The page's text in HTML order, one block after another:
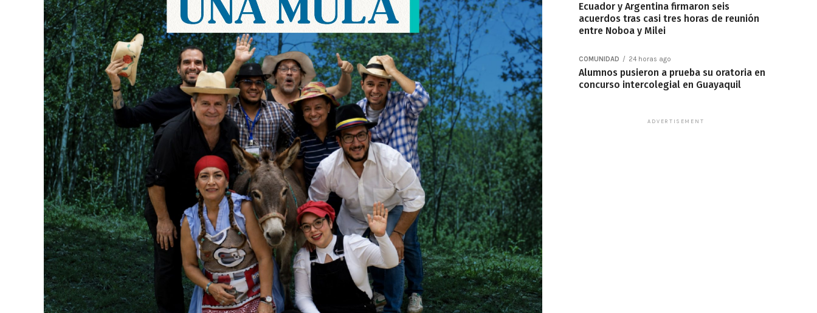
Ecuador y Argentina firmaron seis
acuerdos tras casi tres horas de reunión
entre Noboa y Milei
COMUNIDAD 24 horas ago
Alumnos pusieron a prueba su oratoria en
concurso intercolegial en Guayaquil
ADVERTISEMENT